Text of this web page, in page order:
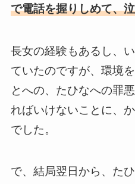
で電話を握りしめて、
長女の経験もあるし、
ていたのですが、環境
とへの、たひなへの罪
ればいけないことに、
でした。
で、結局翌日から、た